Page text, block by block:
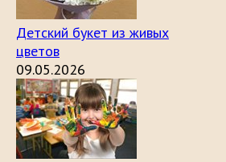
Детский букет из живых
цветов
09.05.2026